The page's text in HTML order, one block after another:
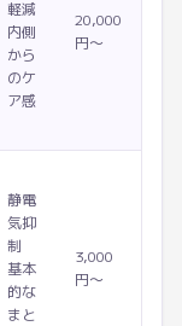
軽減
内側
から
のケ
ア感
20,000
円〜
静電
気抑
制
基本
的な
まと
3,000
円〜